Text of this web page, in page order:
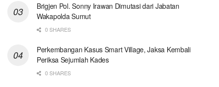
Brigjen Pol. Sonny Irawan Dimutasi dari Jabatan
Wakapolda Sumut
0 SHARES
Perkembangan Kasus Smart Village, Jaksa Kembali
Periksa Sejumlah Kades
0 SHARES